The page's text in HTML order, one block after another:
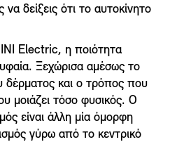
δείξεις ότι το αυτοκίνητο
Electric, η ποιότητα
Ξεχώρισα αμέσως το
δέρματος και ο τρόπος που
μοιάζει τόσο φυσικός. Ο
είναι άλλη μία όμορφη
γύρω από το κεντρικό